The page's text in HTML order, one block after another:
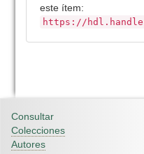
este ítem:
https://
Consultar
Colecciones
Autores